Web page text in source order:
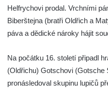
Helfrychovi prodal. Vrchními
Biberštejna (bratři Oldřich a
páva a dědické nároky hájit
Na počátku 16. století připadl
(Oldřichu) Gotschovi (Gotsche
pronásledoval skupinu lupičů